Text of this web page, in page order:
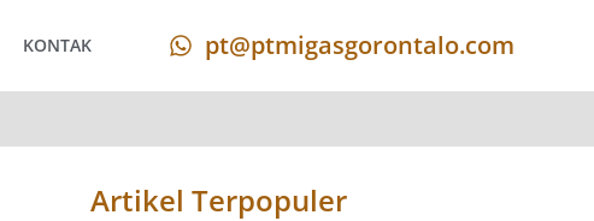
KONTAK pt@ptmigasgorontalo.com
Artikel Terpopuler